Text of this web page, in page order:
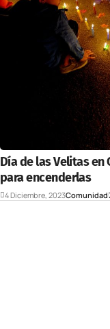
Día de las Velitas
para encenderlas
4 Diciembre, 2023Comunidad